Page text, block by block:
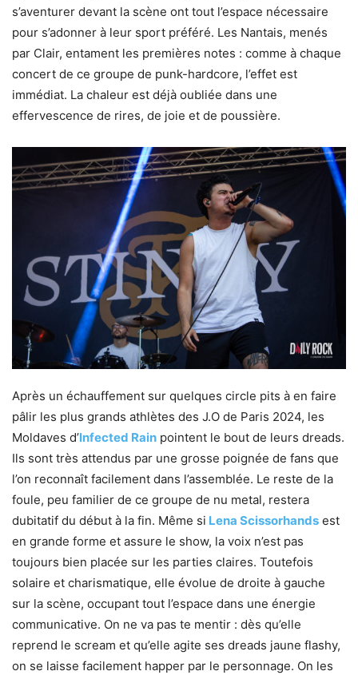
s’aventurer devant la scène ont tout l’espace nécessaire
pour s’adonner à leur sport préféré. Les Nantais, menés
par Clair, entament les premières notes : comme à chaque
concert de ce groupe de punk-hardcore, l’effet est
immédiat. La chaleur est déjà oubliée dans une
effervescence de rires, de joie et de poussière.
Après un échauffement sur quelques circle pits à en faire
pâlir les plus grands athlètes des J.O de Paris 2024, les
Moldaves d’Infected Rain pointent le bout de leurs dreads.
Ils sont très attendus par une grosse poignée de fans que
l’on reconnaît facilement dans l’assemblée. Le reste de la
foule, peu familier de ce groupe de nu metal, restera
dubitatif du début à la fin. Même si Lena Scissorhands est
en grande forme et assure le show, la voix n’est pas
toujours bien placée sur les parties claires. Toutefois
solaire et charismatique, elle évolue de droite à gauche
sur la scène, occupant tout l’espace dans une énergie
communicative. On ne va pas te mentir : dès qu’elle
reprend le scream et qu’elle agite ses dreads jaune flashy,
on se laisse facilement happer par le personnage. On les